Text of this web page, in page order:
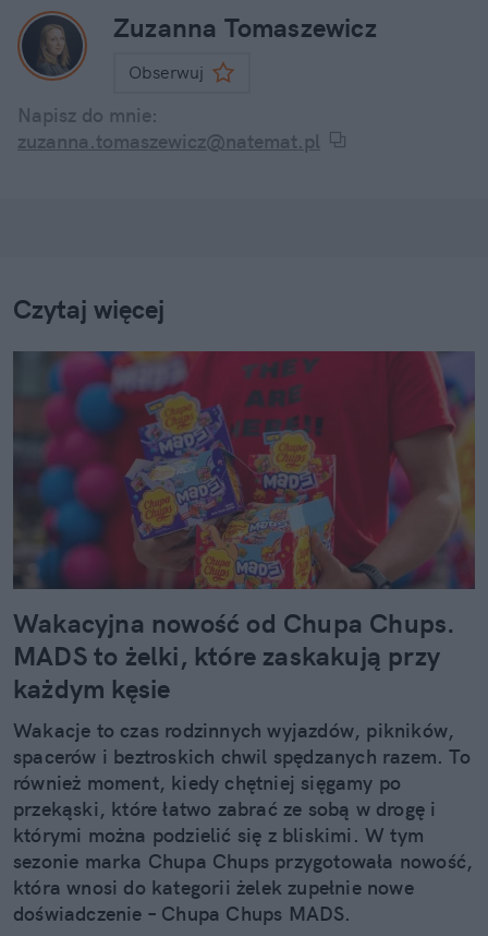
Zuzanna Tomaszewicz
Obserwuj
Napisz do mnie:
zuzanna.tomaszewicz@natemat.pl
Czytaj więcej
Wakacyjna nowość od Chupa Chups.
MADS to żelki, które zaskakują przy
każdym kęsie
Wakacje to czas rodzinnych wyjazdów, pikników,
spacerów i beztroskich chwil spędzanych razem. To
również moment, kiedy chętniej sięgamy po
przekąski, które łatwo zabrać ze sobą w drogę i
którymi można podzielić się z bliskimi. W tym
sezonie marka Chupa Chups przygotowała nowość,
która wnosi do kategorii żelek zupełnie nowe
doświadczenie – Chupa Chups MADS.